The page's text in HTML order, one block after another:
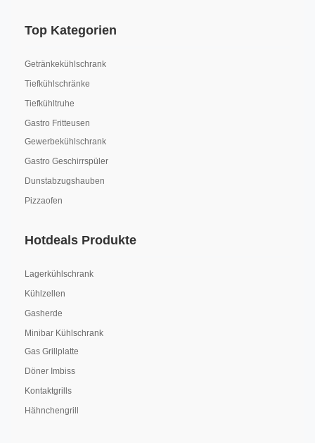
Top Kategorien
Getränkekühlschrank
Tiefkühlschränke
Tiefkühltruhe
Gastro Fritteusen
Gewerbekühlschrank
Gastro Geschirrspüler
Dunstabzugshauben
Pizzaofen
Hotdeals Produkte
Lagerkühlschrank
Kühlzellen
Gasherde
Minibar Kühlschrank
Gas Grillplatte
Döner Imbiss
Kontaktgrills
Hähnchengrill